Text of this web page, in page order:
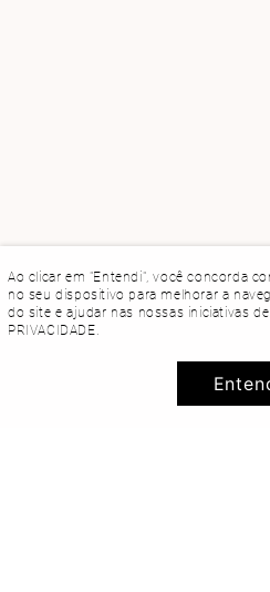
Ao clicar em "Entendi", você concorda
no seu dispositivo para melhorar a
do site e ajudar nas nossas iniciativas
PRIVACIDADE.